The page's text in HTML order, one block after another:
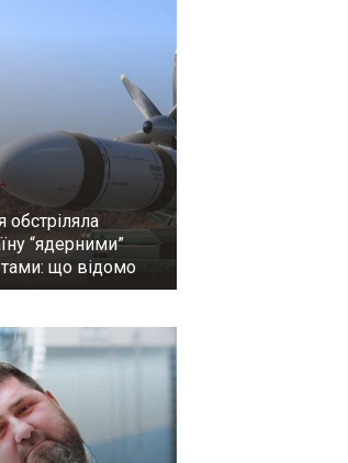
обстріляла
“ядерними”
що відомо